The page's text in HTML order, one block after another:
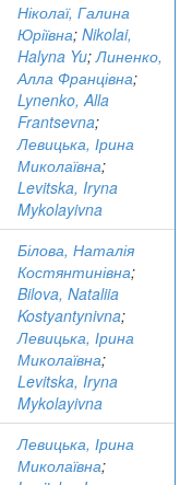
Ніколаї, Галина
Юріївна; Nikolai,
Halyna Yu;Линенко,
Алла Францівна;
Lynenko, Alla
Frantsevna;
Левицька, Ірина
Миколаївна;
Levitska, Iryna
Mykolayivna
Білова, Наталія
Костянтинівна;
Bilova, Nataliia
Kostyantynivna;
Левицька, Ірина
Миколаївна;
Levitska, Iryna
Mykolayivna
Левицька, Ірина
Миколаївна;